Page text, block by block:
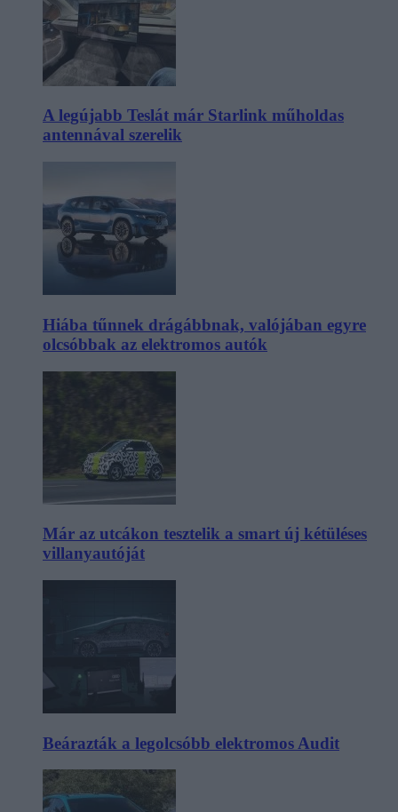
A legújabb Teslát már Starlink műholdas
antennával szerelik
Hiába tűnnek drágábbnak, valójában egyre
olcsóbbak az elektromos autók
Már az utcákon tesztelik a smart új kétüléses
villanyautóját
Beárazták a legolcsóbb elektromos Audit